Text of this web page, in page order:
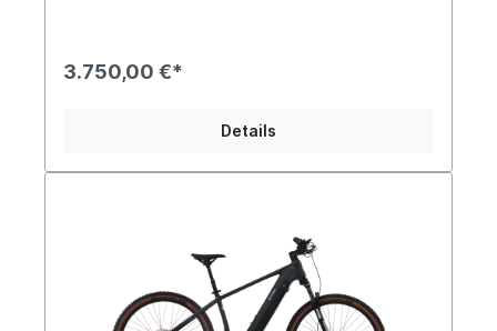
3.750,00 €*
Details